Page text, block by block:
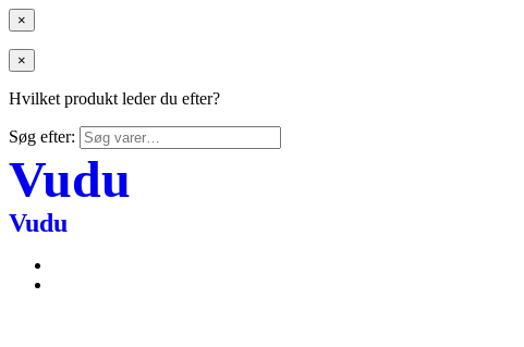
×
×
Hvilket produkt leder du efter?
Søg efter:
Vudu
Vudu